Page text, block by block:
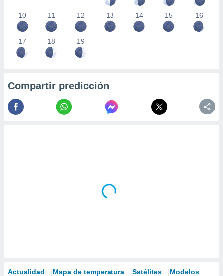
10 11 12 13 14 15 16
17 18 19
Compartir predicción
Actualidad Mapa de temperatura Satélites Modelos